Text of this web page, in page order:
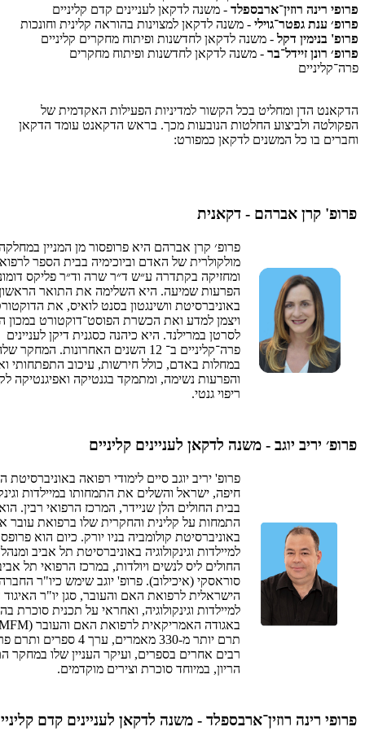
פרופי רינה רוזין־ארבספלד - משנה לדקאן לעניינים קדם קליניים
פרופ׳ ענת גפטר־גוילי - משנה לדקאן למצוינות בהוראה קלינית וחונכות
פרופ' בנימין דקל - משנה לדקאן לחדשנות ופיתוח מחקרים קליניים
פרופ׳ רונן זיידל־בר - משנה לדקאן לחדשנות ופיתוח מחקרים
פרה־קליניים
הדקאנט הדן ומחליט בכל הקשור למדיניות הפעילות האקדמית של
הפקולטה ולביצוע החלטות הנובעות מכך. בראש הדקאנט עומד הדקאן
וחברים בו כל המשנים לדקאן כמפורט:
פרופ' קרן אברהם - דקאנית
פרופ׳ קרן אברהם היא פרופסור מן המניין
מולקולרית של האדם וביוכימיה בבית הספר
ומחזיקה בקתדרה ע״ש ד״ר שרה וד״ר פליקס
הפרעות שמיעה. היא השלימה את התואר
באוניברסיטת וושינגטון בסנט לואיס, את
ויצמן למדע ואת הכשרת הפוסט־דוקטורט במכון
לסרטן במרילנד. היא כיהנה כסגנית דיקן לעניינים
פרה־קליניים ב־ 12 השנים האחרונות.
במחלות באדם, כולל חירשות, עיכוב התפתחותי
והפרעות נשימה, ומתמקד בגנטיקה ואפיגנטיקה
ריפוי גנטי.
פרופ׳ יריב יוגב - משנה לדקאן לעניינים קליניים
פרופ' יריב יוגב סיים לימודי רפואה באוניברסיטת
חיפה, ישראל והשלים את התמחותו במיילדות
בבית החולים הלן שניידר, המרכז הרפואי רבין.
התמחות על קלינית והחקרית שלו ברפואת עובר
באוניברסיטת קולומביה בניו יורק. כיום הוא
למיילדות וגינקולוגיה באוניברסיטת תל אביב
החולים ליס לנשים ויולדות, במרכז הרפואי תל
סוראסקי (איכילוב). פרופ' יוגב שימש כיו"ר
הישראלית לרפואת האם והעובר, סגן יו"ר
למיילדות וגינקולוגיה, ואחראי על תכנית סוכרת
תרם יותר מ-330 מאמרים, ערך 4 ספרים
רבים אחרים בספרים, ועיקר העניין שלו במחקר
הריון, במיוחד סוכרת וצירים מוקדמים.
פרופי רינה רוזין־ארבספלד - משנה לדקאן לעניינים קדם